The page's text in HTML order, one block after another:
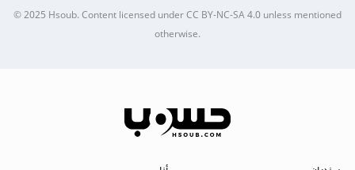
© 2025Hsoub.Content licensed underCC BY-NC-SA 4.0unless mentioned
otherwise.